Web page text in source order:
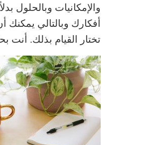
والإمكانيات وبالحلول
أفكارك وبالتالي يمكنك
تختار القيام بذلك. أنت